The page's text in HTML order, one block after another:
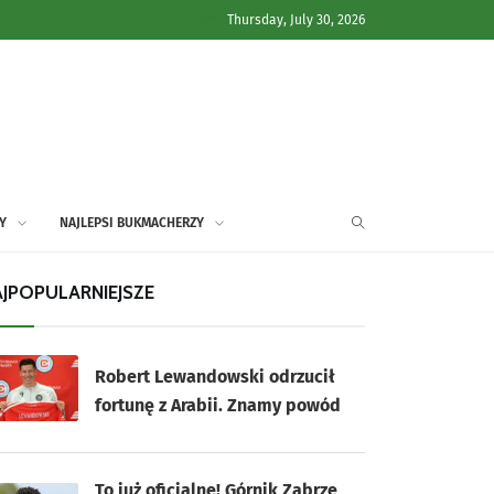
Thursday, July 30, 2026
NAJLEPSI BUKMACHERZY
Robert Lewandowski odrzucił
fortunę z Arabii. Znamy powód